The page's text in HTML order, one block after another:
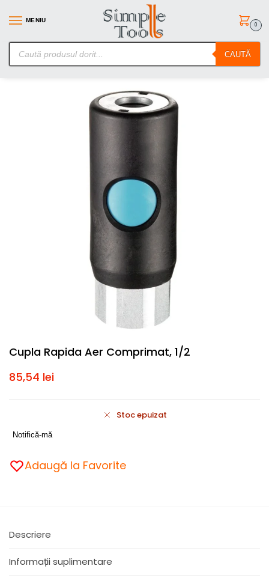
MENIU
CAUTĂ
0
SimpleTools.ro – Gasesti orice – Comanzi simplu
Prima pagină
Scule pneumatice Cuple si furtunuri pneumatice
Cupla Rapida Aer Comprimat, 1/2
85,54 lei
Stoc epuizat
Notifică-mă
Adaugă la Favorite
Descriere
Informații suplimentare